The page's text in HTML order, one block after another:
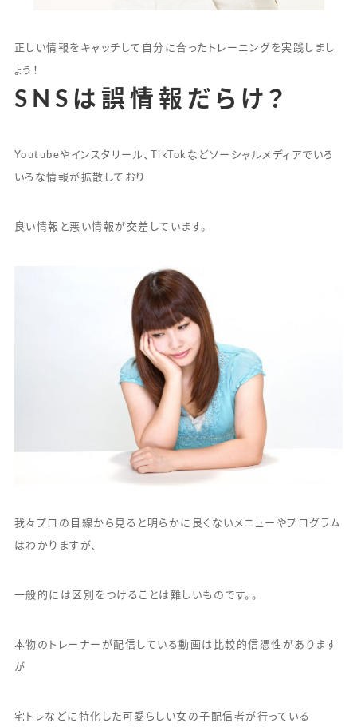
正しい情報をキャッチして自分に合ったトレーニングを実践しまし
ょう！
SNSは誤情報だらけ？
Youtubeやインスタリール、TikTokなどソーシャルメディアでいろ
いろな情報が拡散しており
良い情報と悪い情報が交差しています。
我々プロの目線から見ると明らかに良くないメニューやプログラム
はわかりますが、
一般的には区別をつけることは難しいものです。。
本物のトレーナーが配信している動画は比較的信憑性があります
が
宅トレなどに特化した可愛らしい女の子配信者が行っている